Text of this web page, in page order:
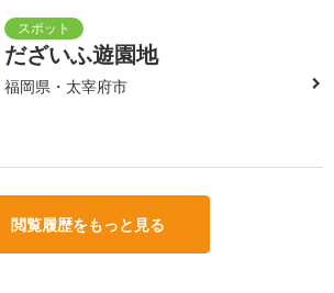
だざいふ遊園地
福岡県・太宰府市
閲覧履歴をもっと見る